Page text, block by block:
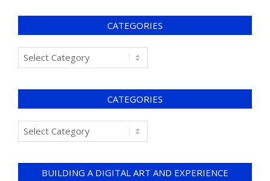
CATEGORIES
CATEGORIES
BUILDING A DIGITAL ART AND EXPERIENCE